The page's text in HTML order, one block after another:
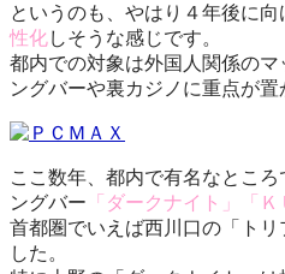
というのも、やはり４年後に向
性化しそうな感じです。
都内での対象は外国人関係の
ングバーや裏カジノに重点が置
ここ数年、都内で有名なとこ
ングバー 「ダークナイト」「Ｋ
首都圏でいえば西川口の「ト
した。